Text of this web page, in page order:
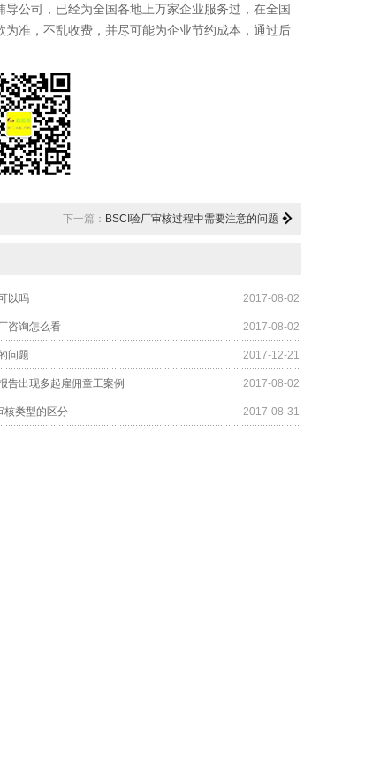
公司，已经为全国各地上万家企业服务过，在全国
准，不乱收费，并尽可能为企业节约成本，通过后
下一篇： BSCI验厂审核过程中需要注意的问题
以吗 2017-08-02
咨询怎么看 2017-08-02
问题 2017-12-21
告出现多起雇佣童工案例 2017-08-02
核类型的区分 2017-08-31